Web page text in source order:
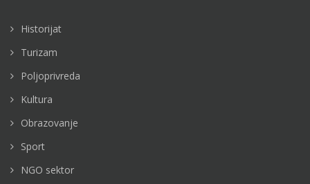
Historijat
Turizam
Poljoprivreda
Kultura
Obrazovanje
Sport
NGO sektor